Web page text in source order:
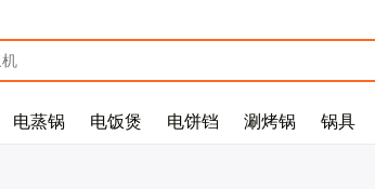
电蒸锅 电饭煲 电饼铛 涮烤锅 锅具